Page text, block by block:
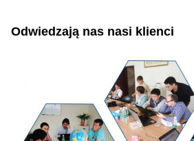
Odwiedzają nas nasi klienci